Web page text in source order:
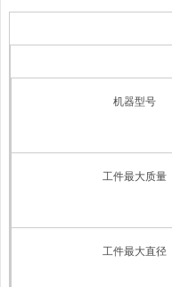
机器型号
工件最大质量
工件最大直径